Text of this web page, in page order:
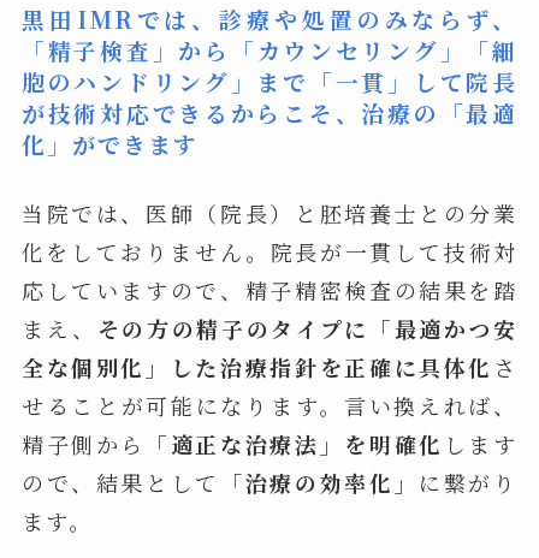
黒田IMRでは、診療や処置のみならず、
「精子検査」 から 「カウンセリング」
「細
胞のハンドリング」まで「一貫」して院長
が技術対応できるからこそ、治療の「最適
化」ができます
当院では、医師（院長）と胚培養士との分業
化をしておりません。院長が一貫して技術対
応していますので、精子精密検査の結果を踏
まえ、 その方の精子のタイプに「最適かつ安
全な個別化」した治療指針を正確に具体化 さ
せることが可能になります。言い換えれば、
精子側から
「適正な治療法」を明確化 します
ので、結果として「治療の効率化」 に繋がり
ます。